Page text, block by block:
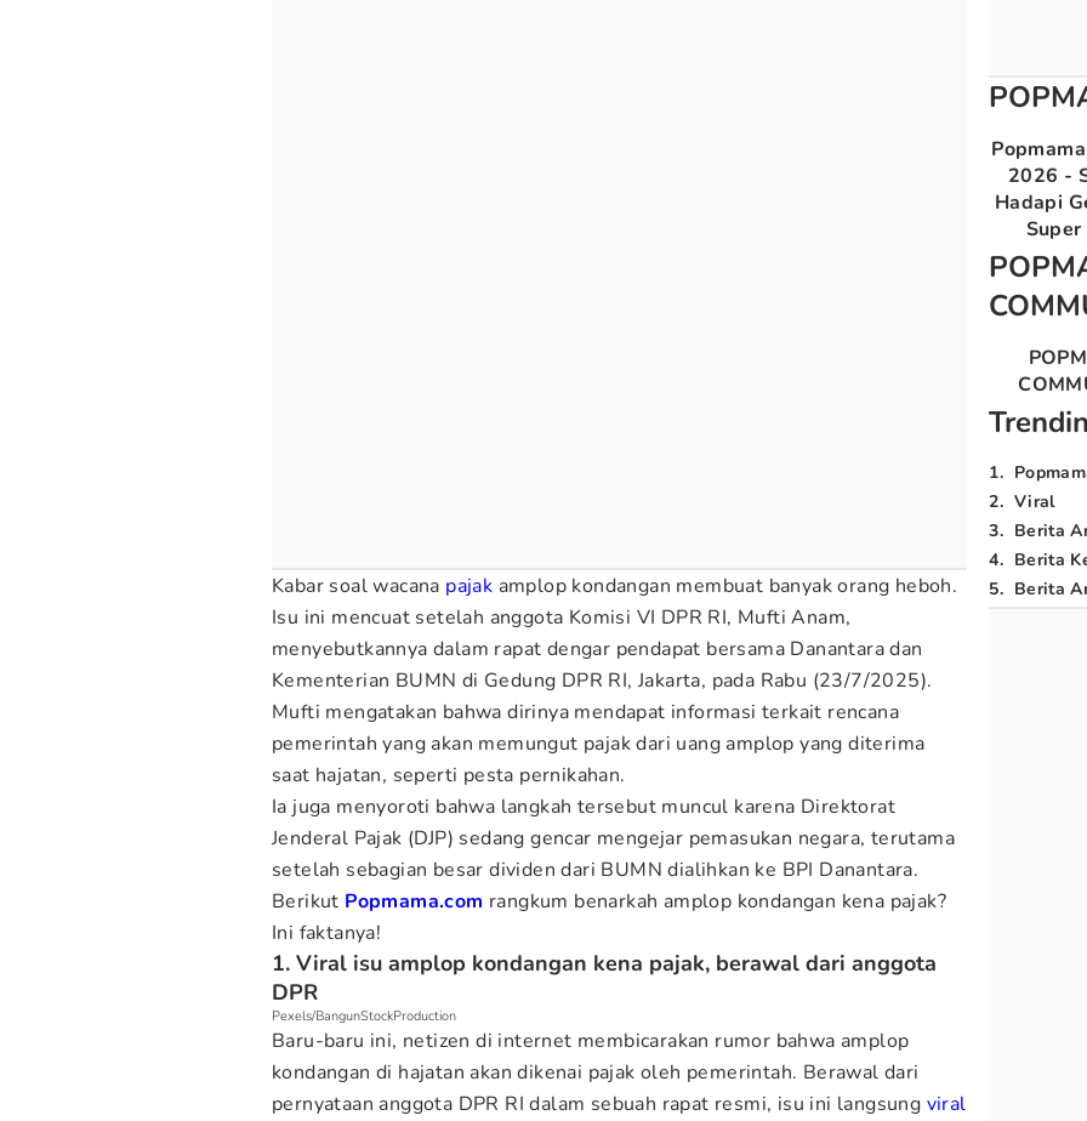
Kabar soal wacana pajak amplop kondangan membuat banyak orang heboh.
Isu ini mencuat setelah anggota Komisi VI DPR RI, Mufti Anam,
menyebutkannya dalam rapat dengar pendapat bersama Danantara dan
Kementerian BUMN di Gedung DPR RI, Jakarta, pada Rabu (23/7/2025).
Mufti mengatakan bahwa dirinya mendapat informasi terkait rencana
pemerintah yang akan memungut pajak dari uang amplop yang diterima
saat hajatan, seperti pesta pernikahan.
Ia juga menyoroti bahwa langkah tersebut muncul karena Direktorat
Jenderal Pajak (DJP) sedang gencar mengejar pemasukan negara, terutama
setelah sebagian besar dividen dari BUMN dialihkan ke BPI Danantara.
Berikut Popmama.com rangkum benarkah amplop kondangan kena pajak?
Ini faktanya!
1. Viral isu amplop kondangan kena pajak, berawal dari anggota
DPR
Pexels/BangunStockProduction
Baru-baru ini, netizen di internet membicarakan rumor bahwa amplop
kondangan di hajatan akan dikenai pajak oleh pemerintah. Berawal dari
pernyataan anggota DPR RI dalam sebuah rapat resmi, isu ini langsung viral
2026 -
Hadapi
1.
2. Viral
3. Berita
4. Berita
5. Berita